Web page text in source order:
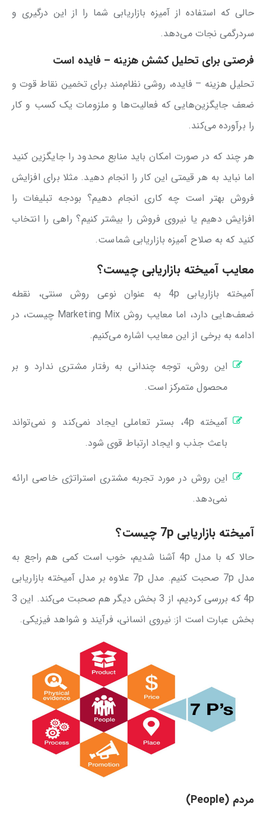
حالی که استفاده از آمیزه بازاریابی شما را از این درگیری و
سردرگمی نجات می‌دهد.
فرصتی برای تحلیل کشش هزینه – فایده است
تحلیل هزینه – فایده، روشی نظام‌مند برای تخمین نقاط قوت و
ضعف جایگزین‌هایی که فعالیت‌ها و ملزومات یک کسب و کار
را برآورده می‌کند.
هر چند که در صورت امکان باید منابع محدود را جایگزین کنید
اما نباید به هر قیمتی این کار را انجام دهید. مثلا برای افزایش
فروش بهتر است چه کاری انجام دهیم؟ بودجه تبلیغات را
افزایش دهیم یا نیروی فروش را بیشتر کنیم؟ راهی را انتخاب
کنید که به صلاح آمیزه بازاریابی شماست.
معایب آمیخته بازاریابی چیست؟
آمیخته بازاریابی 4p به عنوان نوعی روش سنتی، نقطه
ضعف‌هایی دارد، اما معایب روش Marketing Mix چیست، در
ادامه به برخی از این معایب اشاره می‌کنیم.
این روش، توجه چندانی به رفتار مشتری ندارد و بر
محصول متمرکز است.
آمیخته 4p، بستر تعاملی ایجاد نمی‌کند و نمی‌تواند
باعث جذب و ایجاد ارتباط قوی شود.
این روش در مورد تجربه مشتری استراتژی خاصی ارائه
نمی‌دهد.
آمیخته بازاریابی 7p چیست؟
حالا که با مدل 4p آشنا شدیم، خوب است کمی هم راجع به
مدل 7p صحبت کنیم. مدل 7p علاوه بر مدل آمیخته بازاریابی
4p که بررسی کردیم، از 3 بخش دیگر هم صحبت می‌کند. این 3
بخش عبارت است از: نیروی انسانی، فرآیند و شواهد فیزیکی.
مردم (People)